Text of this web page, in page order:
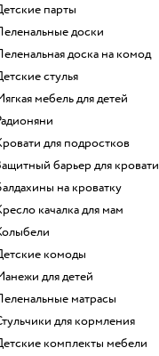
Детские парты
Пеленальные доски
Пеленальная доска на комод
Детские стулья
Мягкая мебель для детей
Радионяни
Кровати для подростков
Защитный барьер для кровати
Балдахины на кроватку
Кресло качалка для мам
Колыбели
Детские комоды
Манежи для детей
Пеленальные матрасы
Стульчики для кормления
Детские комплекты мебели